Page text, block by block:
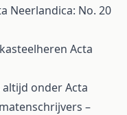
Neerlandica: No. 20
Acta
altijd onderActa
–